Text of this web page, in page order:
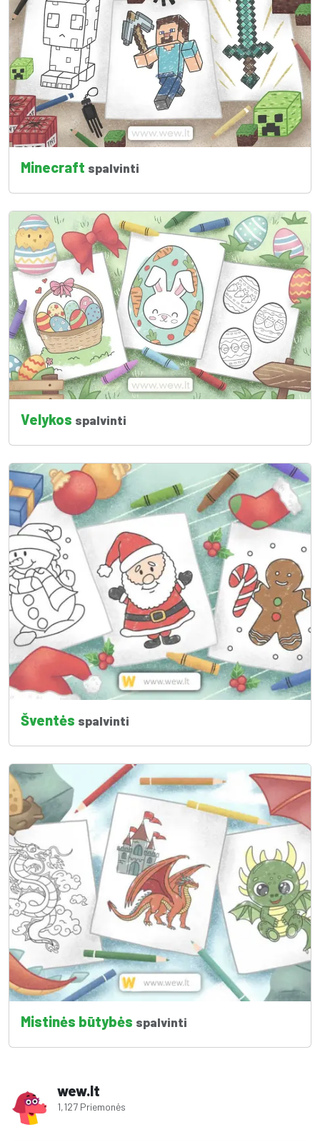
Minecraft spalvinti
Velykos spalvinti
Šventės spalvinti
Mistinės būtybės spalvinti
wew.lt
1,127 Priemonės